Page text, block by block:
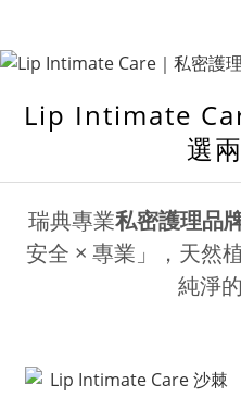
Lip Intimate
選
瑞典專業私密護理品
安全 × 專業」，天然
純淨